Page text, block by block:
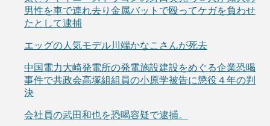
男性を車で連れ去り金属バットで殴ってケガを負わせ
たとして逮捕
エッグの人気モデル川端かなこさんが死去
中国電力大崎発電所の発電施設建設をめぐる企業恐喝
事件で共政会高塚組組員の小原学被告に懲役４年の判
決
会社員の武田和也を恐喝容疑で逮捕。